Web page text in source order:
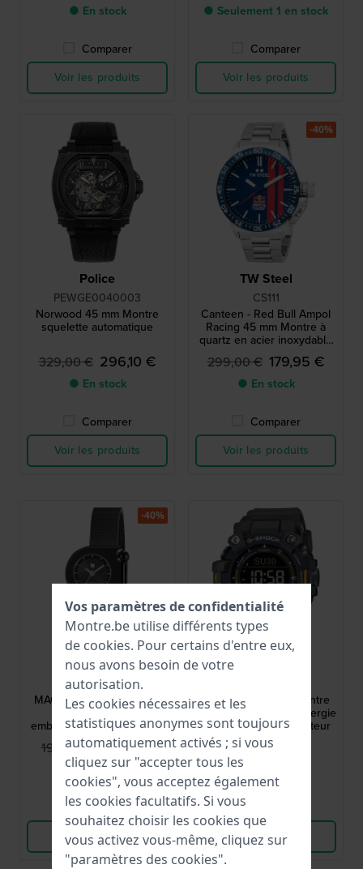
● En stock
Comparer
Voir les produits
● Seulement 1 en stock
Comparer
Voir les produits
Police
PEWGE0040003
Norwood 45 mm Montre
squelette automatique
329,00 € 296,10 €
● En stock
Comparer
Voir les produits
TW Steel
CS111
Canteen - Red Bull Ampol
Racing 45 mm Montre à
quartz en acier inoxydable
pour homme
299,00 € 179,95 €
● En stock
Comparer
Voir les produits
-40%
LIP
671392
MACH 2000 Mini 30 mm
Montre à quartz
emblématique des années
1970 avec boîtier
asymétrique
199,00 € 119,95 €
● En stock
Comparer
Voir les produits
-40%
Mudman 52.7 mm Montre
de survie robuste à énergie
solaire avec triple capteur
389,00 €
● En stock
Voir les produits
Vos paramètres de confidentialité
Montre.be utilise différents types
de cookies. Pour certains d'entre eux,
nous avons besoin de votre
autorisation.
Les cookies nécessaires et les
statistiques anonymes sont toujours
automatiquement activés ; si vous
cliquez sur "accepter tous les
cookies", vous acceptez également
les cookies facultatifs. Si vous
souhaitez choisir les cookies que
vous activez vous-même, cliquez sur
"paramètres des cookies".